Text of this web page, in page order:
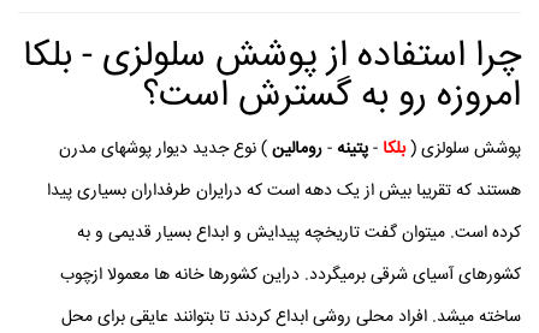
چرا استفاده از پوشش سلولزی - بلکا
امروزه رو به گسترش است؟
پوشش سلولزی (بلکا -پتینه -رومالین) نوع جدید دیوار پوشهای مدرن
هستند که تقریبا بیش از یک دهه است که درایران طرفداران بسیاری پیدا
کرده است. میتوان گفت تاریخچه پیدایش و ابداع بسیار قدیمی و به
کشورهای آسیای شرقی برمیگردد. دراین کشورها خانه ها معمولا ازچوب
ساخته میشد. افراد محلی روشی ابداع کردند تا بتوانند عایقی برای محل